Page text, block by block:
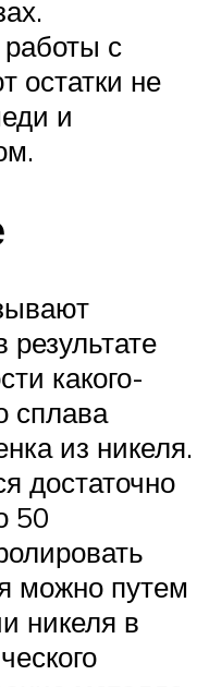
с
остатки не
и
результате
какого-
сплава
из никеля.
достаточно
50
можно путем
никеля в